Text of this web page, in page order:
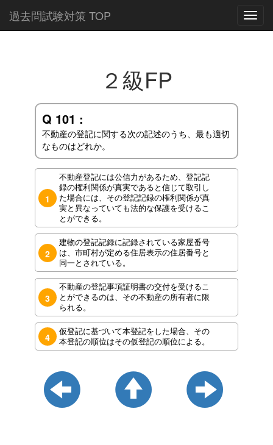
過去問試験対策 TOP
２級FP
Q 101 :
不動産の登記に関する次の記述のうち、最も適切
なものはどれか。
1
不動産登記には公信力があるため、登記記
録の権利関係が真実であると信じて取引し
た場合には、その登記記録の権利関係が真
実と異なっていても法的な保護を受けるこ
とができる。
2
建物の登記記録に記録されている家屋番号
は、市町村が定める住居表示の住居番号と
同一とされている。
3
不動産の登記事項証明書の交付を受けるこ
とができるのは、その不動産の所有者に限
られる。
4
仮登記に基づいて本登記をした場合、その
本登記の順位はその仮登記の順位による。